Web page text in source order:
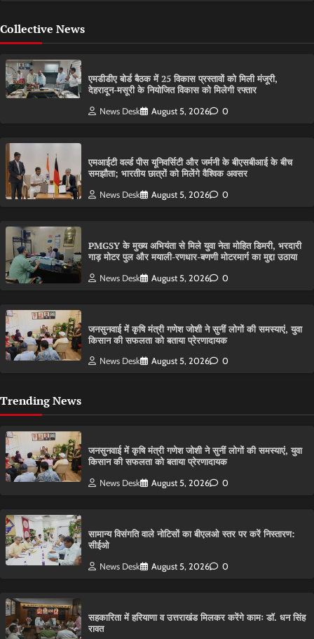
Collective News
एमडीडीए बोर्ड बैठक में 25 विकास प्रस्तावों को मिली मंजूरी,
देहरादून-मसूरी के नियोजित विकास को मिलेगी रफ्तार
News Desk August 5, 2026 0
एमआईटी वर्ल्ड पीस यूनिवर्सिटी और जर्मनी के बीएसबीआई के बीच
समझौता; भारतीय छात्रों को मिलेंगे वैश्विक अवसर
News Desk August 5, 2026 0
PMGSY के मुख्य अभियंता से मिले युवा नेता मोहित डिमरी, भरदारी
गाड़ मोटर पुल और मयाली-रणधार-बणणी मोटरमार्ग का मुद्दा उठाया
News Desk August 5, 2026 0
जनसुनवाई में कृषि मंत्री गणेश जोशी ने सुनीं लोगों की समस्याएं, युवा
किसान की सफलता को बताया प्रेरणादायक
News Desk August 5, 2026 0
Trending News
जनसुनवाई में कृषि मंत्री गणेश जोशी ने सुनीं लोगों की समस्याएं, युवा
किसान की सफलता को बताया प्रेरणादायक
News Desk August 5, 2026 0
सामान्य विसंगति वाले नोटिसों का बीएलओ स्तर पर करें निस्तारण:
सीईओ
News Desk August 5, 2026 0
सहकारिता में हरियाणा व उत्तराखंड मिलकर करेंगे कामः डाॅ. धन सिंह
रावत